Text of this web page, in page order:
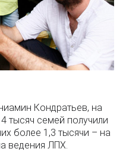
Кондратьев, на
тысяч семей получили
более 1,3 тысячи – на
ведения ЛПХ.